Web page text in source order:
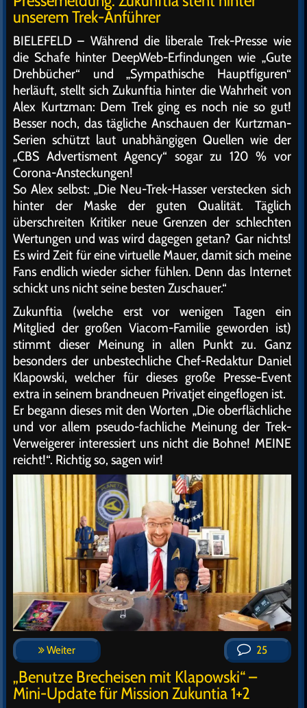
unserem Trek-Anführer
BIELEFELD – Während die liberale Trek-Presse wie
die Schafe hinter DeepWeb-Erfindungen wie „Gute
Drehbücher“ und „Sympathische Hauptfiguren“
herläuft, stellt sich Zukunftia hinter die Wahrheit von
Alex Kurtzman: Dem Trek ging es noch nie so gut!
Besser noch, das tägliche Anschauen der Kurtzman-
Serien schützt laut unabhängigen Quellen wie der
„CBS Advertisment Agency“ sogar zu 120 % vor
Corona-Ansteckungen!
So Alex selbst: „Die Neu-Trek-Hasser verstecken sich
hinter der Maske der guten Qualität. Täglich
überschreiten Kritiker neue Grenzen der schlechten
Wertungen und was wird dagegen getan? Gar nichts!
Es wird Zeit für eine virtuelle Mauer, damit sich meine
Fans endlich wieder sicher fühlen. Denn das Internet
schickt uns nicht seine besten Zuschauer.“
Zukunftia (welche erst vor wenigen Tagen ein
Mitglied der großen Viacom-Familie geworden ist)
stimmt dieser Meinung in allen Punkt zu. Ganz
besonders der unbestechliche Chef-Redaktur Daniel
Klapowski, welcher für dieses große Presse-Event
extra in seinem brandneuen Privatjet eingeflogen ist.
Er begann dieses mit den Worten „Die oberflächliche
und vor allem pseudo-fachliche Meinung der Trek-
Verweigerer interessiert uns nicht die Bohne! MEINE
reicht!“. Richtig so, sagen wir!
Weiter 25
„Benutze Brecheisen mit Klapowski“ –
Mini-Update für Mission Zukuntia 1+2